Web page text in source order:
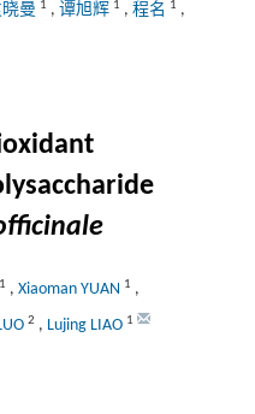
曼 1 , 谭旭辉 1 , 程名 1 ,
1 , Xiaoman YUAN 1 ,
2 , Lujing LIAO 1